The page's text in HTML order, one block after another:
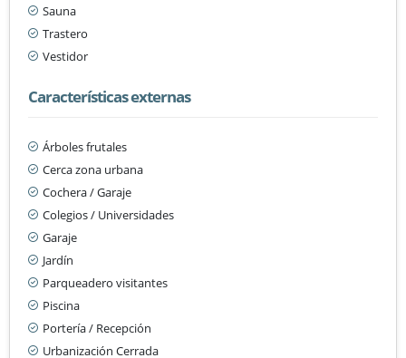
Sauna
Trastero
Vestidor
Características externas
Árboles frutales
Cerca zona urbana
Cochera / Garaje
Colegios / Universidades
Garaje
Jardín
Parqueadero visitantes
Piscina
Portería / Recepción
Urbanización Cerrada